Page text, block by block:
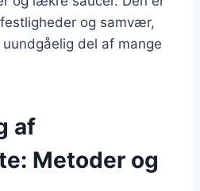
og samvær,
del af mange
af
Metoder og